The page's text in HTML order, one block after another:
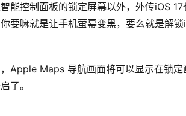
能控制面板的锁定屏幕以外，外传iOS
要嘛就是让手机萤幕变黑，要么就是解
Apple Maps 导航画面将可以显示在锁
了。